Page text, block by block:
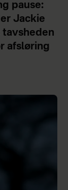
pause:
Jackie
tavsheden
afsløring